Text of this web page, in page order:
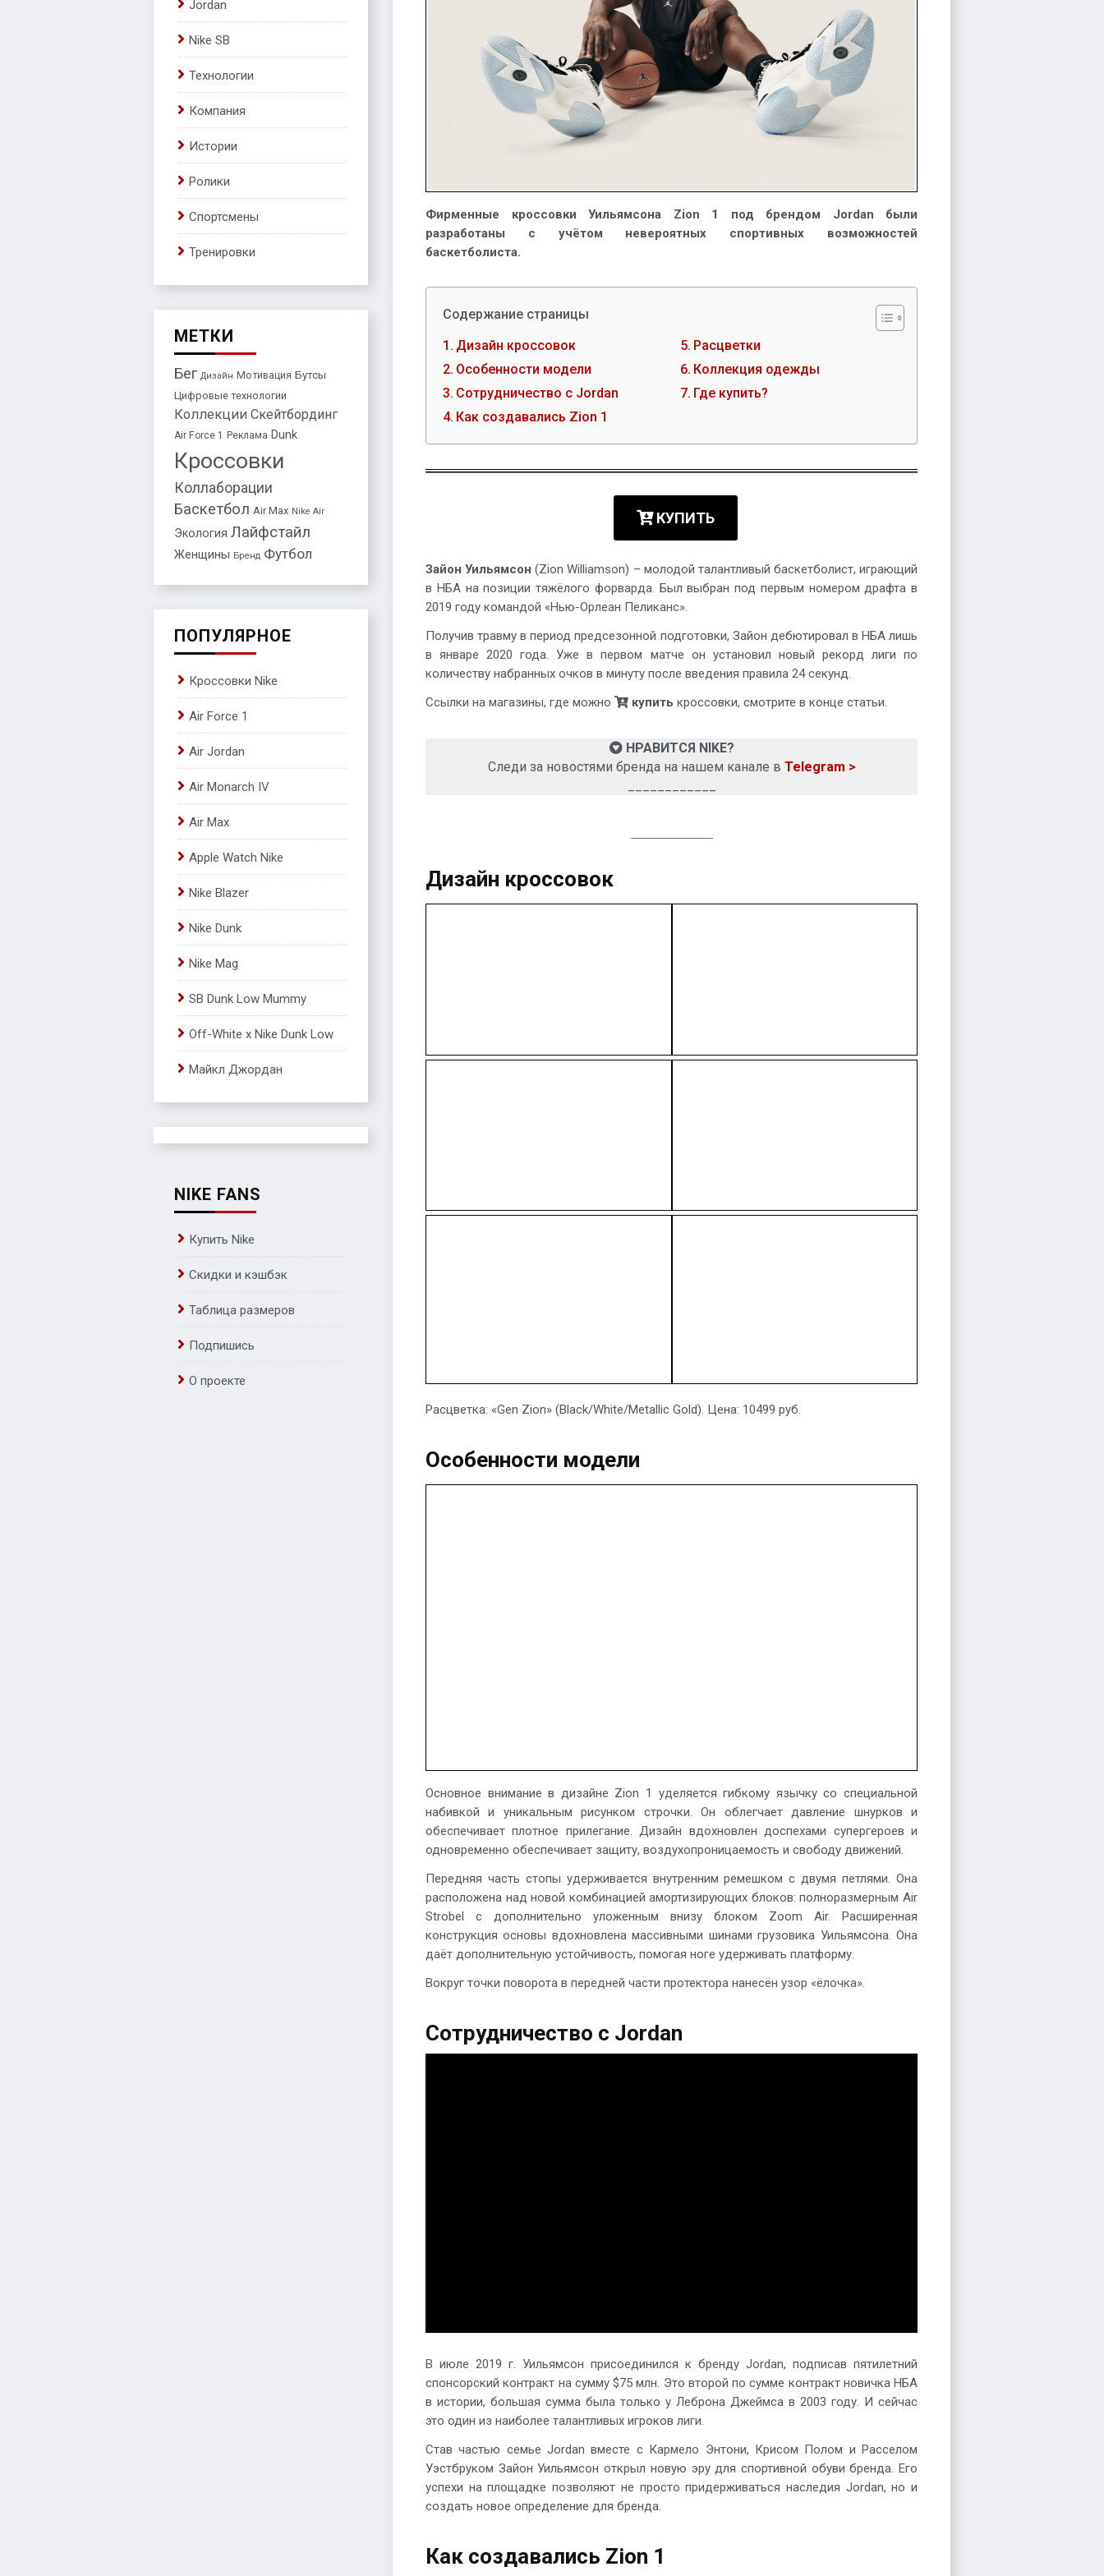
Фирменные кроссовки Уильямсона Zion 1 под брендом Jordan были
разработаны с учётом невероятных спортивных возможностей
баскетболиста.
Содержание страницы
Дизайн кроссовок
Особенности модели
Сотрудничество с Jordan
Как создавались Zion 1
Расцветки
Коллекция одежды
Где купить?
КУПИТЬ
Зайон Уильямсон (Zion Williamson) – молодой талантливый баскетболист, играющий
в НБА на позиции тяжёлого форварда. Был выбран под первым номером драфта в
2019 году командой «Нью-Орлеан Пеликанс».
Получив травму в период предсезонной подготовки, Зайон дебютировал в НБА лишь
в январе 2020 года. Уже в первом матче он установил новый рекорд лиги по
количеству набранных очков в минуту после введения правила 24 секунд.
Ссылки на магазины, где можно
купить кроссовки, смотрите в конце статьи.
НРАВИТСЯ NIKE?
Следи за новостями бренда на нашем канале в Telegram >
Дизайн кроссовок
Расцветка: «Gen Zion» (Black/White/Metallic Gold). Цена: 10499 руб.
Особенности модели
Основное внимание в дизайне Zion 1 уделяется гибкому язычку со специальной
набивкой и уникальным рисунком строчки. Он облегчает давление шнурков и
обеспечивает плотное прилегание. Дизайн вдохновлен доспехами супергероев и
одновременно обеспечивает защиту, воздухопроницаемость и свободу движений.
Передняя часть стопы удерживается внутренним ремешком с двумя петлями. Она
расположена над новой комбинацией амортизирующих блоков: полноразмерным Air
Strobel с дополнительно уложенным внизу блоком Zoom Air. Расширенная
конструкция основы вдохновлена массивными шинами грузовика Уильямсона. Она
даёт дополнительную устойчивость, помогая ноге удерживать платформу.
Вокруг точки поворота в передней части протектора нанесён узор «ёлочка».
Сотрудничество с Jordan
В июле 2019 г. Уильямсон присоединился к бренду Jordan, подписав пятилетний
спонсорский контракт на сумму $75 млн. Это второй по сумме контракт новичка НБА
в истории, большая сумма была только у Леброна Джеймса в 2003 году. И сейчас
это один из наиболее талантливых игроков лиги.
Став частью семье Jordan вместе с Кармело Энтони, Крисом Полом и Расселом
Уэстбруком Зайон Уильямсон открыл новую эру для спортивной обуви бренда. Его
успехи на площадке позволяют не просто придерживаться наследия Jordan, но и
создать новое определение для бренда.
Как создавались Zion 1
Jordan
Nike SB
Технологии
Компания
Истории
Ролики
Спортсмены
Тренировки
МЕТКИ
Бег Дизайн Мотивация Бутсы
Цифровые технологии
Коллекции Скейтбординг
Air Force 1 Реклама Dunk
Кроссовки
Коллаборации
Баскетбол Air Max Nike Air
Экология Лайфстайл
Женщины Бренд Футбол
ПОПУЛЯРНОЕ
Кроссовки Nike
Air Force 1
Air Jordan
Air Monarch IV
Air Max
Apple Watch Nike
Nike Blazer
Nike Dunk
Nike Mag
SB Dunk Low Mummy
Off-White x Nike Dunk Low
Майкл Джордан
NIKE FANS
Купить Nike
Скидки и кэшбэк
Таблица размеров
Подпишись
О проекте